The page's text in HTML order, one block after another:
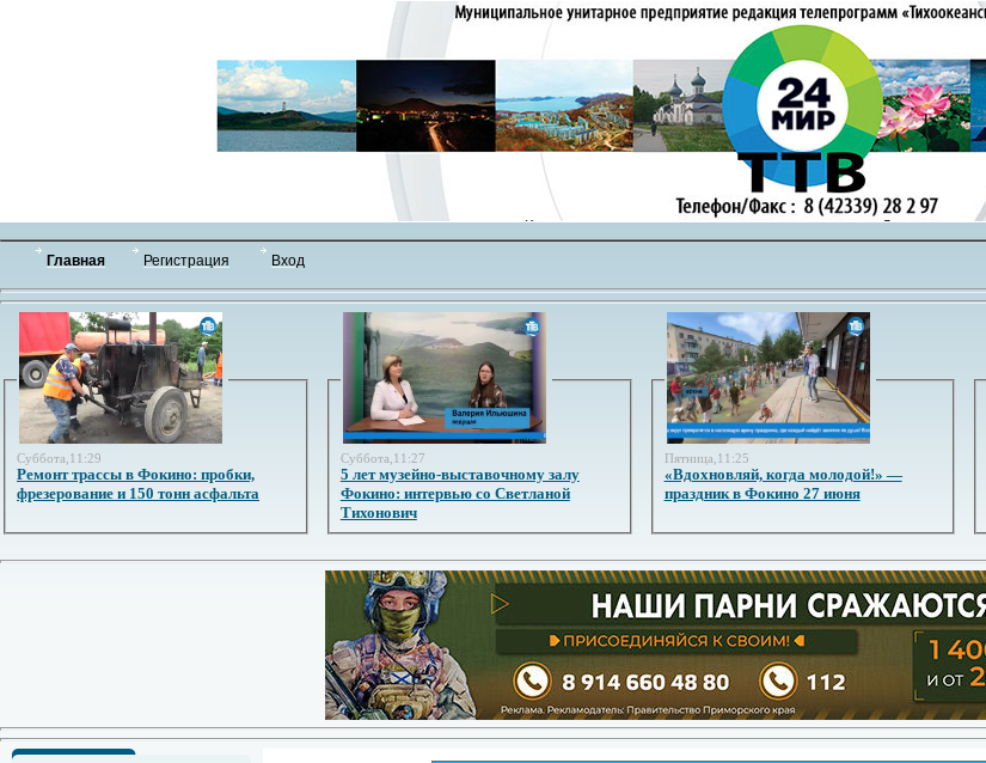
Главная Регистрация Вход
Суббота,11:29
Ремонт трассы в Фокино: пробки,
фрезерование и 150 тонн асфальта
Суббота,11:27
5 лет музейно-выставочному залу
Фокино: интервью со Светланой
Тихонович
Пятница,11:25
«Вдохновляй, когда молодой!» —
праздник в Фокино 27 июня